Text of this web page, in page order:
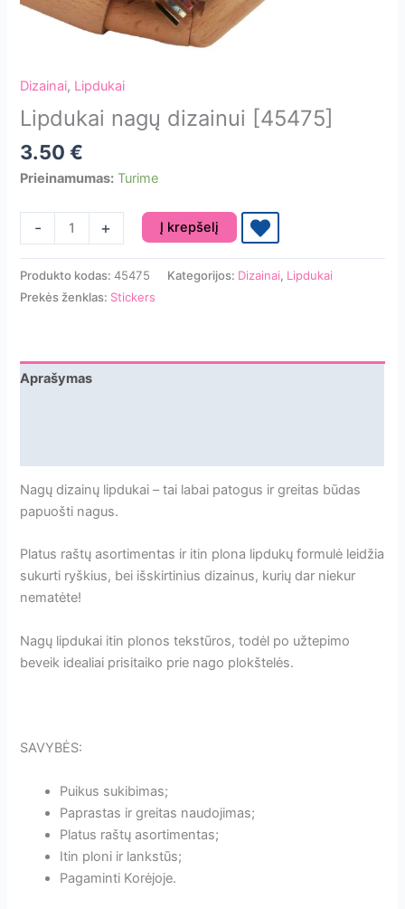
Dizainai, Lipdukai
Lipdukai nagų dizainui [45475]
3.50€
Prieinamumas: Turime
-
produkto
kiekis:
+ Į krepšelį
Produkto kodas:45475 Kategorijos: Dizainai, Lipdukai
Prekės ženklas: Stickers
Aprašymas
Nagų dizainų lipdukai – tai labai patogus ir greitas būdas
papuošti nagus.
Platus raštų asortimentas ir itin plona lipdukų formulė leidžia
sukurti ryškius, bei išskirtinius dizainus, kurių dar niekur
nematėte!
Nagų lipdukai itin plonos tekstūros, todėl po užtepimo
beveik idealiai prisitaiko prie nago plokštelės.
SAVYBĖS:
Puikus sukibimas;
Paprastas ir greitas naudojimas;
Platus raštų asortimentas;
Itin ploni ir lankstūs;
Pagaminti Korėjoje.